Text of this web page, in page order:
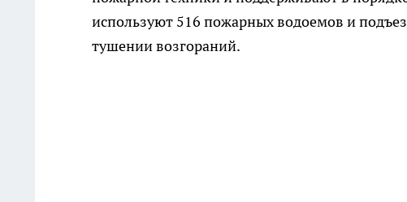
используют 516 пожарных водоемов и
тушении возгораний.